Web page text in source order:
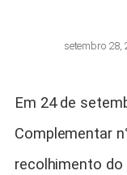
setembro 28,
Em 24 de
Complementar
recolhimento